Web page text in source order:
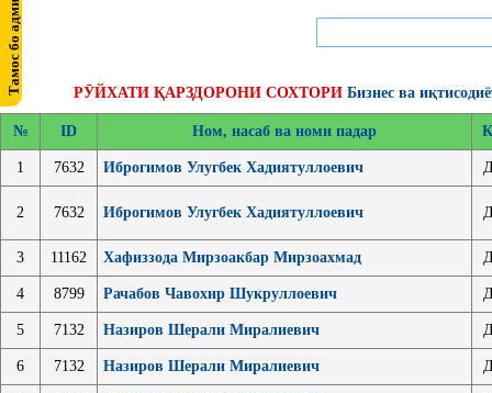
РӮЙХАТИ ҚАРЗДОРОНИ СОХТОРИ Бизнес ва
№ ID Ном, насаб ва номи падар
1 7632 Иброгимов Улугбек Хадиятуллоевич
2 7632 Иброгимов Улугбек Хадиятуллоевич
3 11162 Хафиззода Мирзоакбар Мирзоахмад
4 8799 Рачабов Чавохир Шукруллоевич
5 7132 Назиров Шерали Миралиевич
6 7132 Назиров Шерали Миралиевич